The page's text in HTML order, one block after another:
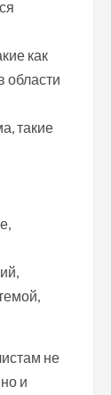
как
области
такие
не
и